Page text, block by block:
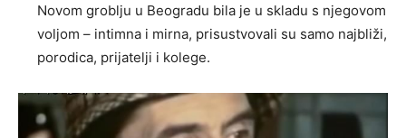
Novom groblju u Beogradu bila je u skladu s njegovom
voljom – intimna i mirna, prisustvovali su samo najbliži,
porodica, prijatelji i kolege.